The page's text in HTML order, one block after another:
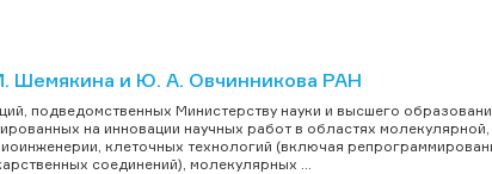
Шемякина и Ю. А. Овчинникова РАН
подведомственных Министерству науки и высшего
на инновации научных работ в областях молекулярной,
клеточных технологий (включая
соединений), молекулярных ...